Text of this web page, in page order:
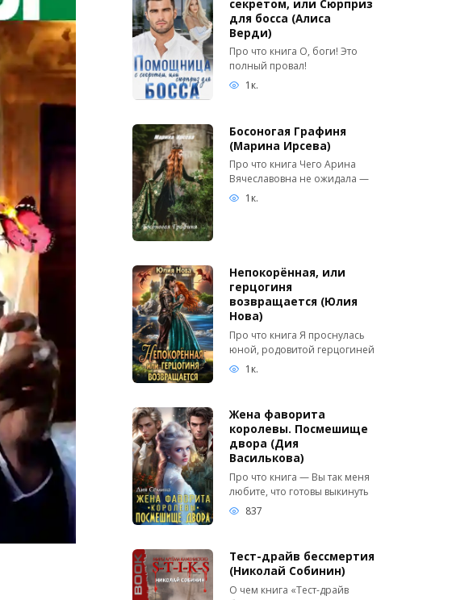
секретом, или Сюрприз
для босса (Алиса
Верди)
Про что книга О, боги! Это
полный провал!
1к.
Босоногая Графиня
(Марина Ирсева)
Про что книга Чего Арина
Вячеславовна не ожидала —
1к.
Непокорённая, или
герцогиня
возвращается (Юлия
Нова)
Про что книга Я проснулась
юной, родовитой герцогиней
1к.
Жена фаворита
королевы. Посмешище
двора (Дия
Василькова)
Про что книга — Вы так меня
любите, что готовы выкинуть
837
Тест-драйв бессмертия
(Николай Собинин)
О чем книга «Тест-драйв